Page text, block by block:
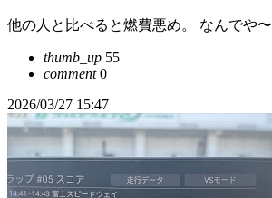
他の人と比べると燃費悪め。 なんでや〜
thumb_up 55
comment0
2026/03/27 15:47